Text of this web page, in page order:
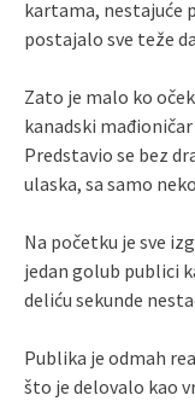
kartama, nestajuće
postajalo sve teže
Zato je malo ko
kanadski
Predstavio se bez
ulaska, sa samo
Na početku je sve
jedan golub publici
deliću sekunde
Publika je odmah
što je delovalo kao